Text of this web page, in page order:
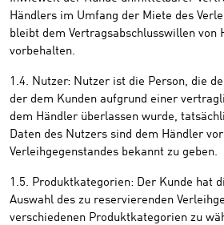
Händlers im Umfang der Miete des
bleibt dem Vertragsabschlusswillen von
vorbehalten.
1.4. Nutzer: Nutzer ist die Person, die
der dem Kunden aufgrund einer
dem Händler überlassen wurde,
Daten des Nutzers sind dem Händler
Verleihgegenstandes bekannt zu geben.
1.5. Produktkategorien: Der Kunde hat
Auswahl des zu reservierenden
verschiedenen Produktkategorien zu